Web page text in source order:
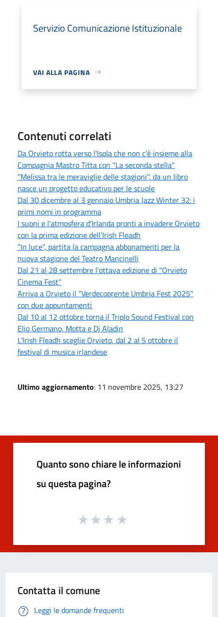
Servizio Comunicazione Istituzionale
VAI ALLA PAGINA
Contenuti correlati
Da Orvieto rotta verso l'Isola che non c'è insieme alla
Compagnia Mastro Titta con "La seconda stella"
"Melissa tra le meraviglie delle stagioni", da un libro
nasce un progetto educativo per le scuole
Dal 30 dicembre al 3 gennaio Umbria Jazz Winter 32: i
primi nomi in programma
I suoni e l'atmosfera d'Irlanda pronti a invadere Orvieto
con la prima edizione dell'Irish Fleadh
"In luce", partita la campagna abbonamenti per la
nuova stagione del Teatro Mancinelli
Dal 21 al 28 settembre l'ottava edizione di "Orvieto
Cinema Fest"
Arriva a Orvieto il "Verdecoprente Umbria Fest 2025"
con due appuntamenti
Dal 10 al 12 ottobre torna il Triplo Sound Festival con
Elio Germano, Motta e Dj Aladin
L’Irish Fleadh sceglie Orvieto, dal 2 al 5 ottobre il
festival di musica irlandese
Ultimo aggiornamento: 11 novembre 2025, 13:27
Quanto sono chiare le informazioni
su questa pagina?
Contatta il comune
Leggi le domande frequenti